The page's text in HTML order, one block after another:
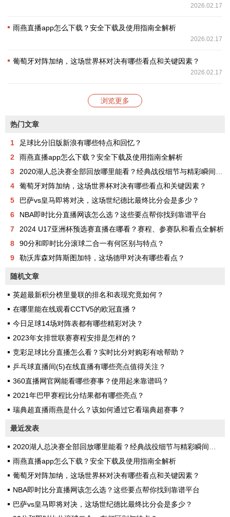
2026.02.17
雨燕直播app怎么下载？安全下载及使用指南全解析
2026.02.17
葡萄牙对阵加纳，这场世界杯对决有哪些看点和关键因素？
2026.02.17
浏览更多
热门文章
1
足球比分旧版新浪有哪些特点和回忆？
2
雨燕直播app怎么下载？安全下载及使用指南全解析
3
2020湖人总决赛全部回放哪里能看？经典战役细节与精彩瞬间全解析
4
葡萄牙对阵加纳，这场世界杯对决有哪些看点和关键因素？
5
巴萨vs皇马即将对决，这场世纪德比最终比分会是多少？
6
NBA即时比分直播网该怎么选？这些要点帮你找到靠谱平台
7
2024 U17亚洲杯预选赛直播在哪看？赛程、参赛队和看点全解析
8
90分和即时比分滚球二合一有何区别与特点？
9
勒沃库森对阵斯图加特，这场德甲对决有哪些看点？
随机文章
英超最新积分榜里曼联的排名和表现究竟如何？
在哪里能在线观看CCTV5的欧冠直播？
今日足球14场对阵表都有哪些精彩对决？
2023年女排世联赛赛程安排是怎样的？
竞彩足球比分直播怎么看？实时比分对购彩有啥帮助？
乒乓球直播间(5)在线直播有哪些亮点值得关注？
360直播网官网能看哪些赛事？使用起来靠谱吗？
2021年巴甲赛程比分结果都有哪些亮点？
瑞典超直播雨燕是什么？该如何通过它看瑞典超赛事？
最近发表
2020湖人总决赛全部回放哪里能看？经典战役细节与精彩瞬间全解析
雨燕直播app怎么下载？安全下载及使用指南全解析
葡萄牙对阵加纳，这场世界杯对决有哪些看点和关键因素？
NBA即时比分直播网该怎么选？这些要点帮你找到靠谱平台
巴萨vs皇马即将对决，这场世纪德比最终比分会是多少？